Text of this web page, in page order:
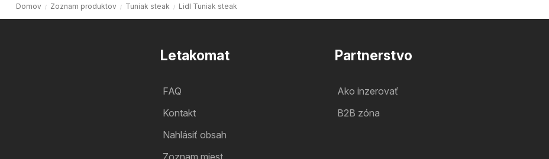
Domov Zoznam produktov Tuniak steak Lidl Tuniak steak
Letakomat
FAQ
Kontakt
Nahlásiť obsah
Zoznam miest
Partnerstvo
Ako inzerovať
B2B zóna